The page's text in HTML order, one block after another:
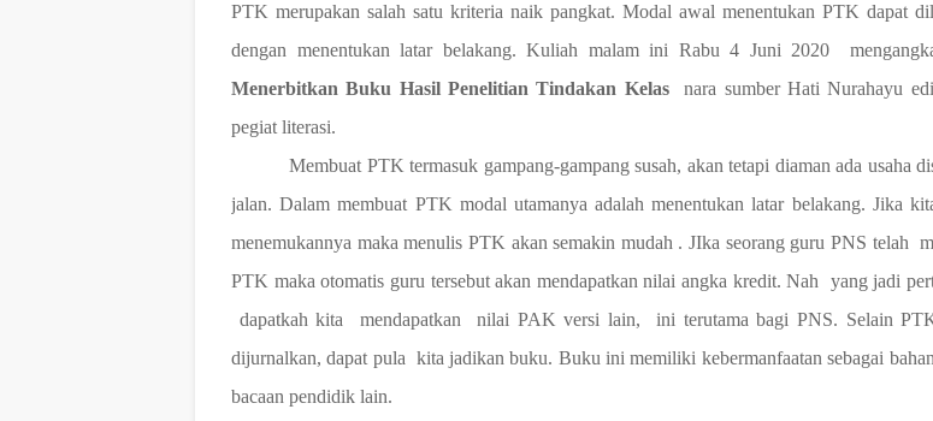
PTK merupakan salah satu kriteria naik pangkat. Modal awal menentukan PTK dapat
dengan menentukan latar belakang. Kuliah malam ini Rabu 4 Juni 2020
Menerbitkan Buku Hasil Penelitian Tindakan Kelas
nara sumber Hati Nurahayu
pegiat literasi.
Membuat PTK termasuk gampang-gampang susah, akan tetapi diaman ada usaha
jalan. Dalam membuat PTK modal utamanya adalah menentukan latar belakang. Jika
menemukannya maka menulis PTK akan semakin mudah . JIka seorang guru PNS telah
PTK maka otomatis guru tersebut akan mendapatkan nilai angka kredit. Nah
yang jadi
dapatkah kita
mendapatkan nilai PAK versi lain,
ini terutama bagi PNS. Selain
dijurnalkan, dapat pula kita jadikan buku. Buku ini memiliki kebermanfaatan sebagai
bacaan pendidik lain.